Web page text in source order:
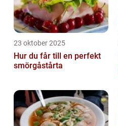
23 oktober 2025
Hur du får till en perfekt
smörgåstårta